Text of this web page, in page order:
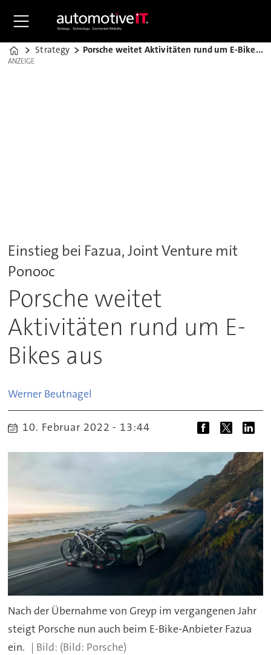
Home
Strategy Porsche weitet Aktivitäten rund um E-Bikes aus
ANZEIGE
ANZEIGE
Einstieg bei Fazua, Joint Venture mit
Ponooc
Porsche weitet
Aktivitäten rund um E-
Bikes aus
Werner Beutnagel
10. Februar 2022 - 13:44
Nach der Übernahme von Greyp im vergangenen Jahr
steigt Porsche nun auch beim E-Bike-Anbieter Fazua
ein.
(Bild: Porsche)